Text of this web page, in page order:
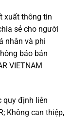
xuất thông tin
sẻ cho người
nhân và phi
báo bản
VIETNAM
quy định liên
Không can thiệp,